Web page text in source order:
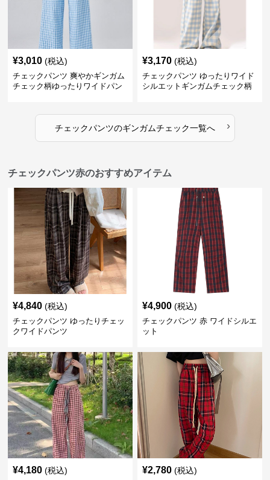
¥3,010 (税込)
チェックパンツ 爽やかギンガム
チェック柄ゆったりワイドパン
¥3,170 (税込)
チェックパンツ ゆったりワイド
シルエットギンガムチェック柄
チェックパンツのギンガムチェック一覧へ ›
チェックパンツ赤のおすすめアイテム
¥4,840 (税込)
チェックパンツ ゆったりチェッ
クワイドパンツ
¥4,900 (税込)
チェックパンツ 赤 ワイドシルエ
ット
¥4,180 (税込) ¥2,780 (税込)